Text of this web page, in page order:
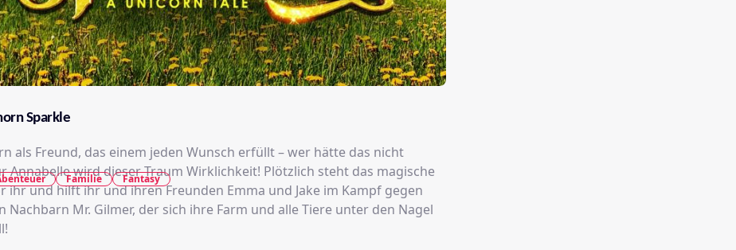
Sparkle
als Freund, das einem jeden Wunsch erfüllt – wer hätte das nicht
Annabelle wird dieser Traum Wirklichkeit! Plötzlich steht das magische
ihr und hilft ihr und ihren Freunden Emma und Jake im Kampf gegen
Nachbarn Mr. Gilmer, der sich ihre Farm und alle Tiere unter den Nagel
Familie Fantasy